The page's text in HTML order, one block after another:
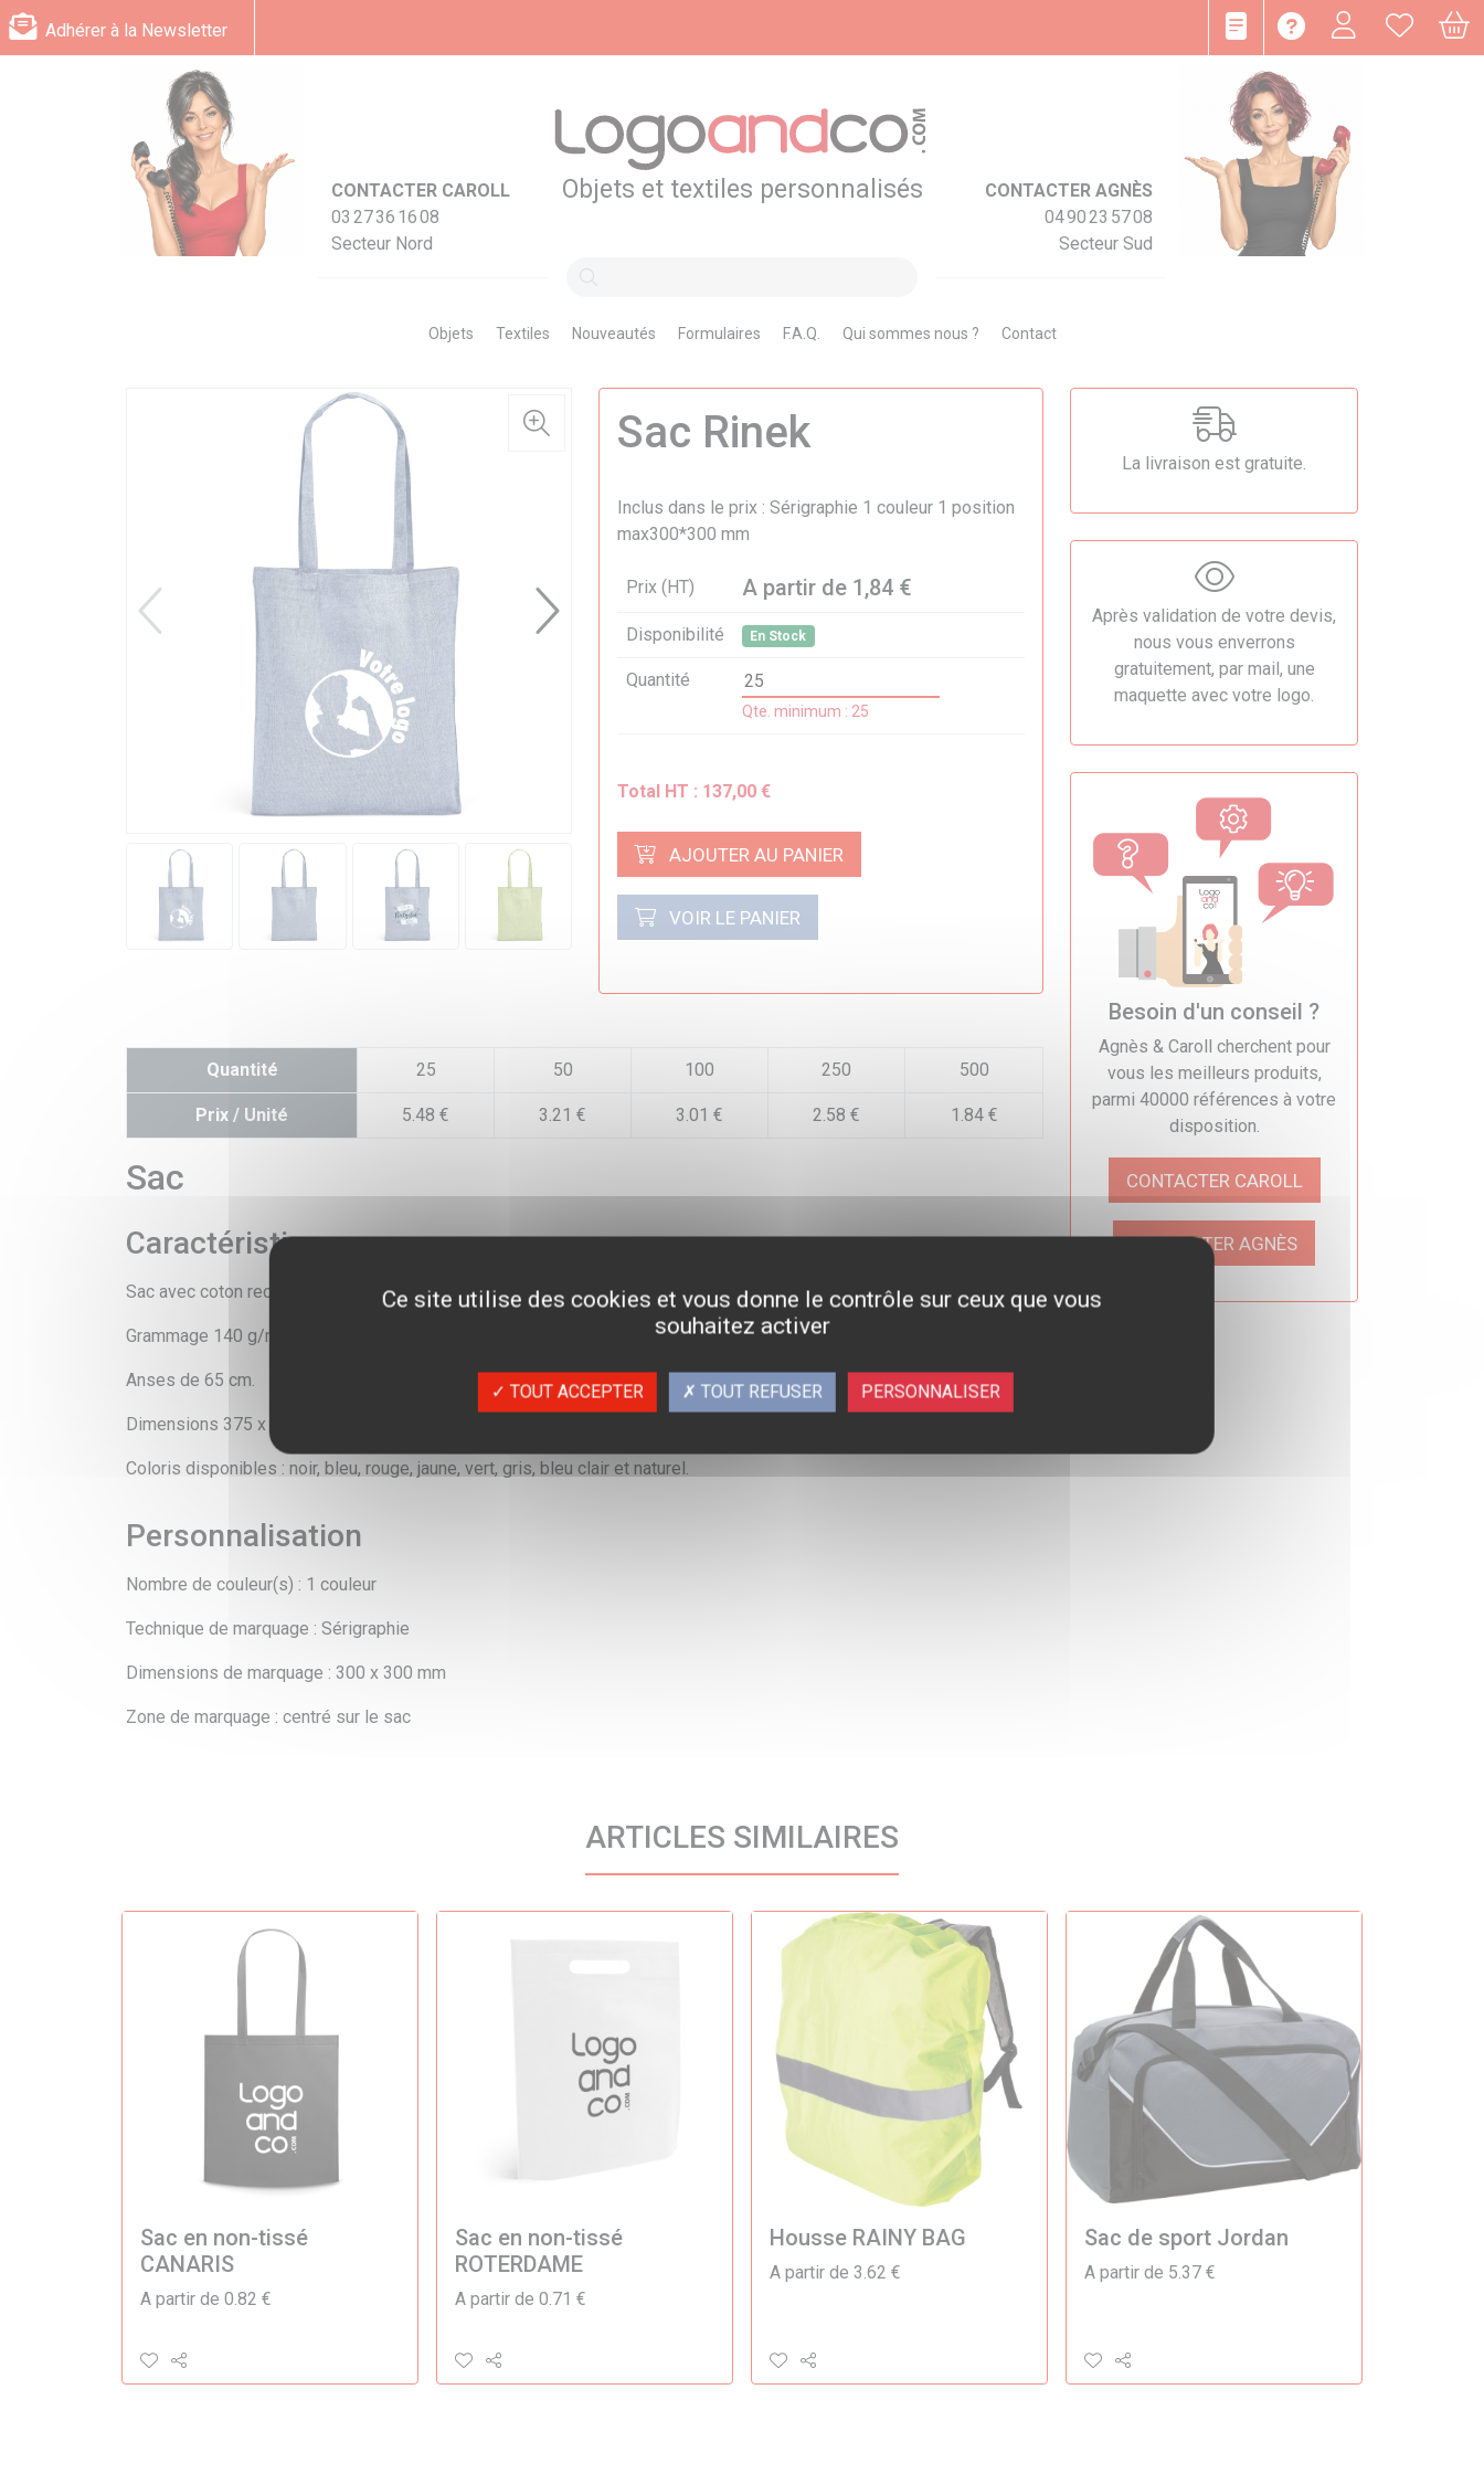
Adhérer à la Newsletter
CONTACTER CAROLL
03 27 36 16 08
Secteur Nord
Objets et textiles personnalisés
CONTACTER AGNÈS
04 90 23 57 08
Secteur Sud
Objets Textiles Nouveautés Formulaires F.A.Q. Qui sommes nous ? Contact
Sac Rinek
Inclus dans le prix : Sérigraphie 1 couleur 1 position
max300*300 mm
Prix (HT) A partir de 1,84 €
Disponibilité En Stock
Quantité
Qte. minimum : 25
Total HT : 137,00 €
AJOUTER AU PANIER
VOIR LE PANIER
Quantité 25 50 100 250 500
Prix / Unité 5.48 € 3.21 € 3.01 € 2.58 € 1.84 €
Sac
Caractéristiques
Sac avec coton recyclé.
Grammage 140 g/m2.
Anses de 65 cm.
Dimensions 375 x 415 mm.
Coloris disponibles : noir, bleu, rouge, jaune, vert, gris, bleu clair et naturel.
Personnalisation
Nombre de couleur(s) : 1 couleur
Technique de marquage : Sérigraphie
Dimensions de marquage : 300 x 300 mm
Zone de marquage : centré sur le sac
La livraison est gratuite.
Après validation de votre devis,
nous vous enverrons
gratuitement, par mail, une
maquette avec votre logo.
Besoin d'un conseil ?
Agnès & Caroll cherchent pour
vous les meilleurs produits,
parmi 40000 références à votre
disposition.
CONTACTER CAROLL
CONTACTER AGNÈS
ARTICLES SIMILAIRES
Sac en non-tissé
CANARIS
A partir de 0.82 €
Sac en non-tissé
ROTERDAME
A partir de 0.71 €
Housse RAINY BAG
A partir de 3.62 €
Sac de sport Jordan
A partir de 5.37 €
Panneau de gestion des cookies
Ce site utilise des cookies et vous donne le contrôle sur ceux que vous
souhaitez activer
TOUT ACCEPTER TOUT REFUSER PERSONNALISER